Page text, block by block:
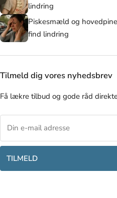
lindring
Piskesmæld og
find lindring
Tilmeld dig vores nyhedsbrev
Få lækre tilbud og gode råd
TILMELD